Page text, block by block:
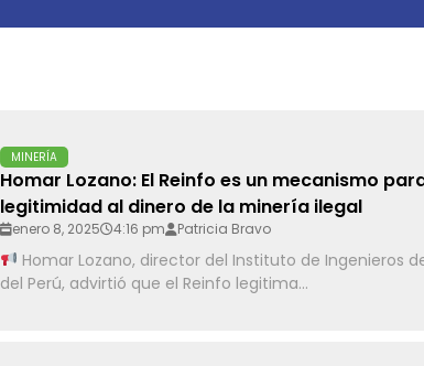
MINERÍA
Homar Lozano: El Reinfo es un mecanismo
legitimidad al dinero de la minería ilegal
enero 8, 2025 4:16 pm Patricia Bravo
Homar Lozano, director del Instituto de Ingenieros
del Perú, advirtió que el Reinfo legitima...